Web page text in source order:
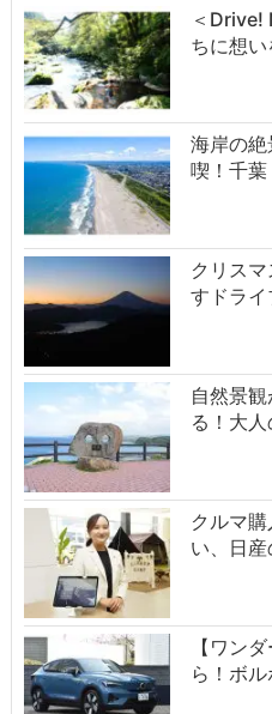
＜Drive!
ちに想
海岸の
喫！千
クリス
すドライ
自然景
る！大
クルマ
い、日
【ワン
ら！ボ